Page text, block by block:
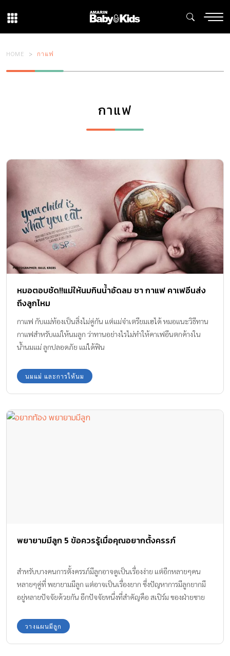
HOME กาแฟ
กาแฟ
หมอตอบชัด!!แม่ให้นมกินน้ำอัดลม ชา กาแฟ คาเฟอีนส่ง
ถึงลูกไหม
กาแฟ กับแม่ท้องเป็นสิ่งไม่คู่กัน แต่แม่จ๋าเตรียมเฮได้ หมอแนะวิธีทาน
กาแฟสำหรับแม่ให้นมลูก ว่าทานอย่างไรไม่ทำให้คาเฟอีนตกค้างใน
น้ำนมแม่ ลูกปลอดภัย แม่ได้ฟิน
นมแม่ และการให้นม
พยายามมีลูก 5 ข้อควรรู้เมื่อคุณอยากตั้งครรภ์
สำหรับบางคนการตั้งครรภ์มีลูกอาจดูเป็นเรื่องง่าย แต่อีกหลายๆคน
หลายๆคู่ที่ พยายามมีลูก แต่อาจเป็นเรื่องยาก ซึ่งปัญหาการมีลูกยากมี
อยู่หลายปัจจัยด้วยกัน อีกปัจจัยหนึ่งที่สำคัญคือ สเปิร์ม ของฝ่ายชาย
วางแผนมีลูก